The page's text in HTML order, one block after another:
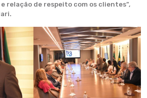
relação de respeito com os clientes”,